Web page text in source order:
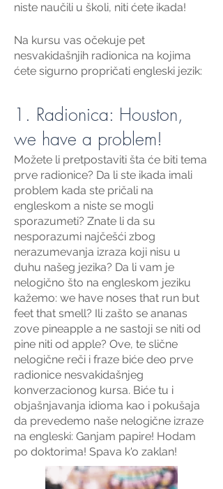
niste naučili u školi, niti ćete ikada!
Na kursu vas očekuje pet
nesvakidašnjih radionica na kojima
ćete sigurno propričati engleski jezik:
1. Radionica: Houston,
we have a problem!
Možete li pretpostaviti šta će biti tema
prve radionice? Da li ste ikada imali
problem kada ste pričali na
engleskom a niste se mogli
sporazumeti? Znate li da su
nesporazumi najčešći zbog
nerazumevanja izraza koji nisu u
duhu našeg jezika? Da li vam je
nelogično što na engleskom jeziku
kažemo: we have noses that run but
feet that smell? Ili zašto se ananas
zove pineapple a ne sastoji se niti od
pine niti od apple? Ove, te slične
nelogične reči i fraze biće deo prve
radionice nesvakidašnjeg
konverzacionog kursa. Biće tu i
objašnjavanja idioma kao i pokušaja
da prevedemo naše nelogične izraze
na engleski: Ganjam papire! Hodam
po doktorima! Spava k'o zaklan!